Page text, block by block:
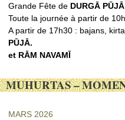
Grande Fête de DURGᾹ PŪJᾹ
Toute la journée à partir de
A partir de 17h30 : bajans,
PŪJᾹ.
et RᾹM NAVAMĪ
MUHURTAS –
MARS 2026